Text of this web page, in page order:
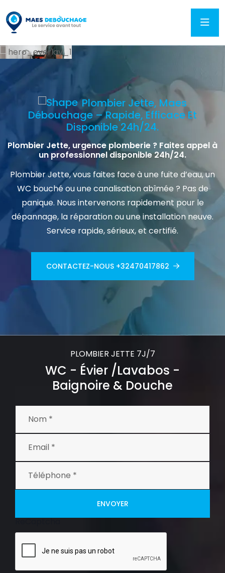
Plombier Jette, Maes
Débouchage – Rapide, Efficace Et
Disponible 24h/24.
Plombier Jette, urgence plomberie ? Faites appel à
un professionnel disponible 24h/24.
Plombier Jette, vous faites face à une fuite d’eau, un
WC bouché ou une canalisation abîmée ? Pas de
panique. Nous intervenons rapidement pour le
dépannage, la réparation ou une installation neuve.
Service rapide, sérieux, et certifié.
CONTACTEZ-NOUS +32470417862
PLOMBIER JETTE 7J/7
WC - Évier /Lavabos -
Baignoire & Douche
ENVOYER
ReCaptcha